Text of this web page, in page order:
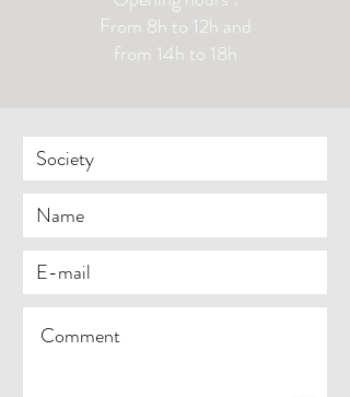
From 8h to 12h and
from 14h to 18h